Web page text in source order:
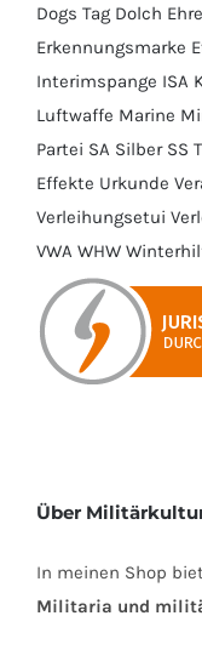
Dogs Tag Dolch
Erkennungsmarke
Interimspange ISA
Luftwaffe Marine
Partei SA Silber SS
Effekte Urkunde
Verleihungsetui
VWA WHW
Über
In meinen Shop
Militaria und